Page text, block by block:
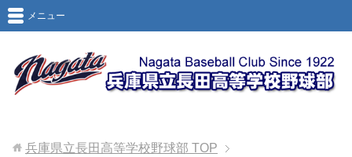
メニュー
兵庫県立長田高等学校野球部 TOP